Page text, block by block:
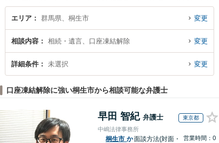
祐弁護士のプロフィール情報や弁護士費用、強みなどが注目されています。
『桐生市で土日や夜間に発生した口座凍結解除のトラブルを今すぐに弁護士に
相談予約したい』などでお困りの相談者さんにおすすめです。
エリア 群馬県、桐生市 変更
相談内容 相続・遺言、口座凍結解除 変更
詳細条件 未選択 変更
口座凍結解除に強い桐生市から相談可能な弁護士
早田 智紀 弁護士 東京都
中嶋法律事務所
桐生市 か面談方法(対面・
営業時間：0